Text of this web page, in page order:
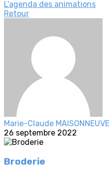
L'agenda des animations
Retour
Marie-Claude MAISONNEUVE
26 septembre 2022
Broderie